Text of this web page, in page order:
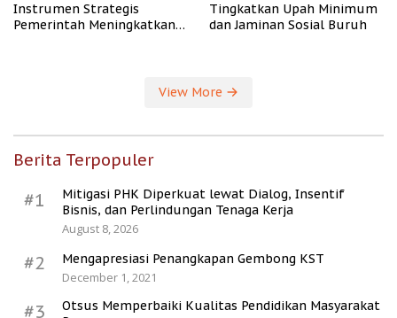
Instrumen Strategis
Pemerintah Meningkatkan
Tingkatkan Upah Minimum
dan Jaminan Sosial Buruh
View More
Berita Terpopuler
#1
Mitigasi PHK Diperkuat lewat Dialog, Insentif
Bisnis, dan Perlindungan Tenaga Kerja
August 8, 2026
#2
Mengapresiasi Penangkapan Gembong KST
December 1, 2021
#3
Otsus Memperbaiki Kualitas Pendidikan Masyarakat